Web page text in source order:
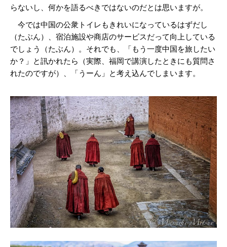
らないし、何かを語るべきではないのだとは思いますが。
今では中国の公衆トイレもきれいになっているはずだし
（たぶん）、宿泊施設や商店のサービスだって向上している
でしょう（たぶん）。それでも、「もう一度中国を旅したい
か？」と訊かれたら（実際、福岡で講演したときにも質問さ
れたのですが）、「うーん」と考え込んでしまいます。